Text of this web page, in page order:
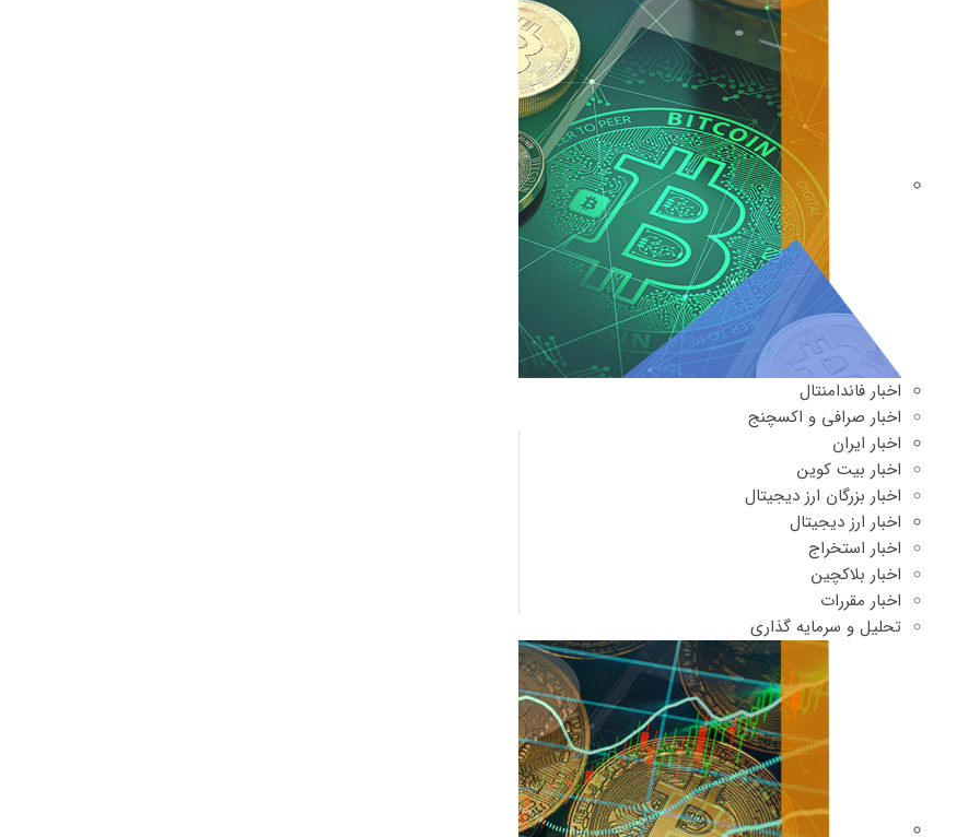
اخبار فاندامنتال
اخبار صرافی و اکسچنج
اخبار ایران
اخبار بیت کوین
اخبار بزرگان ارز دیجیتال
اخبار ارز دیجیتال
اخبار استخراج
اخبار بلاکچین
اخبار مقررات
تحلیل و سرمایه گذاری